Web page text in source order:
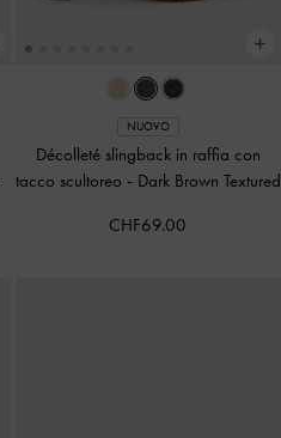
NUOVO
Décolleté slingback in raffia con
tacco scultoreo - Dark Brown Textured
CHF69.00